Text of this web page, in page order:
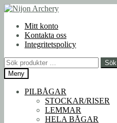
Hoppa
navigering
Hoppa
innehållMitt konto
Kontakta oss
Integritetspolicy
Sök
efter:
Sök
Meny
PILBÅGAR
STOCKAR/RISER
LEMMAR
HELA BÅGAR